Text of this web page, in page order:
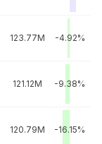
123.77M -4.92%
121.12M -9.38%
120.79M -16.15%